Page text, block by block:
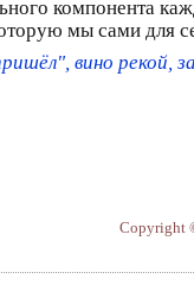
компонента
мы сами для
вино рекой,
Copyright